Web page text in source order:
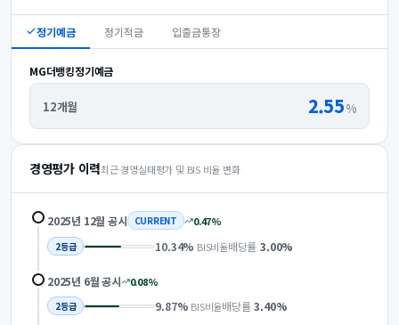
정기예금 정기적금 입출금통장
MG더뱅킹정기예금
12개월 2.55%
경영평가 이력최근 경영실태평가 및 BIS 비율 변화
2025년 12월 공시 CURRENT 0.47%
2등급 10.34% BIS비율배당률 3.00%
2025년 6월공시 0.08%
2등급 9.87% BIS비율배당률 3.40%